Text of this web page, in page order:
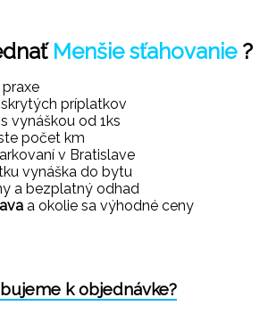
Menšie sťahovanie ?
praxe
skrytých príplatkov
vynáškou od 1ks
počet km
v Bratislave
vynáška do bytu
a bezplatný odhad
a okolie sa výhodné ceny
k objednávke?